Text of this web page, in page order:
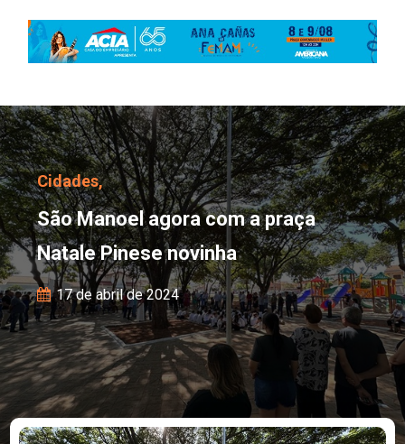
São Manoel agora com
Cidades,
São Manoel agora com a praça
Natale Pinese novinha
17 de abril de 2024